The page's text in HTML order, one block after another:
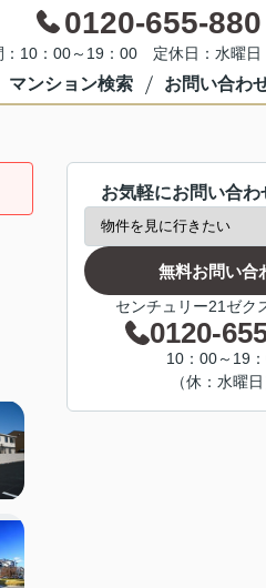
0120-655-880
：10：00～19：00 定休日：水曜日
マンション検索 お問い合わ
お気軽にお問い合わ
無料お問い合
センチュリー21ゼク
0120-
10：00～19
（休：水曜日